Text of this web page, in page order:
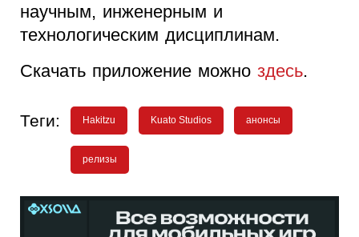
научным, инженерным и
технологическим дисциплинам.
Скачать приложение можно здесь.
Теги: Hakitzu Kuato Studios анонсы
релизы